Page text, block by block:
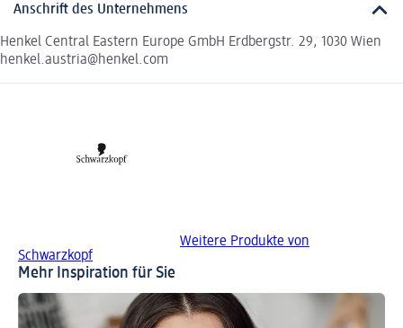
Anschrift des Unternehmens
Henkel Central Eastern Europe GmbH Erdbergstr. 29, 1030 Wien
henkel.austria@henkel.com
Weitere Produkte von
Schwarzkopf
Mehr Inspiration für Sie